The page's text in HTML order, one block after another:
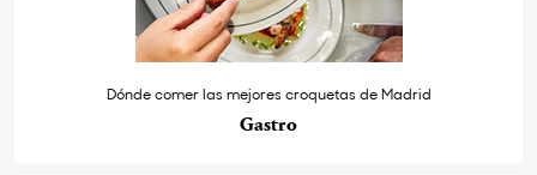
Dónde comer las mejores croquetas de Madrid
Gastro